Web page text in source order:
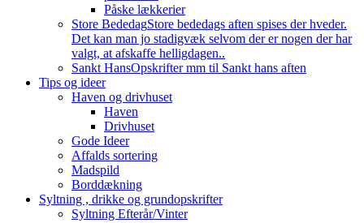
Påske lækkerier
Store BededagStore bededags aften spises der hveder.
Det kan man jo stadigvæk selvom der er nogen der har
valgt, at afskaffe helligdagen..
Sankt HansOpskrifter mm til Sankt hans aften
Tips og ideer
Haven og drivhuset
Haven
Drivhuset
Gode Ideer
Affalds sortering
Madspild
Borddækning
Syltning , drikke og grundopskrifter
Syltning Efterår/Vinter